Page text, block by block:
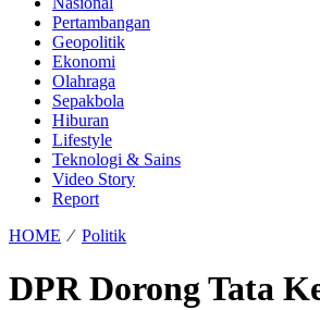
Pertambangan
Geopolitik
Ekonomi
Olahraga
Sepakbola
Hiburan
Lifestyle
Teknologi & Sains
Video Story
Report
HOME ⁄ Politik
DPR Dorong Tata